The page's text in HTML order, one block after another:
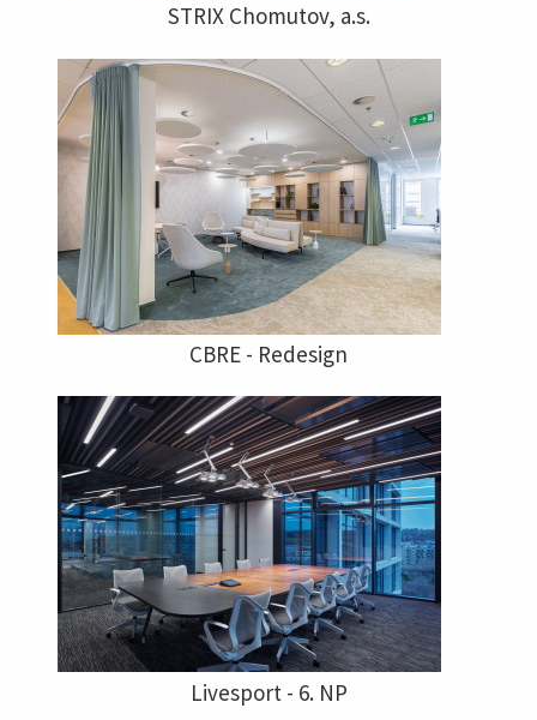
STRIX Chomutov, a.s.
CBRE - Redesign
Livesport - 6. NP